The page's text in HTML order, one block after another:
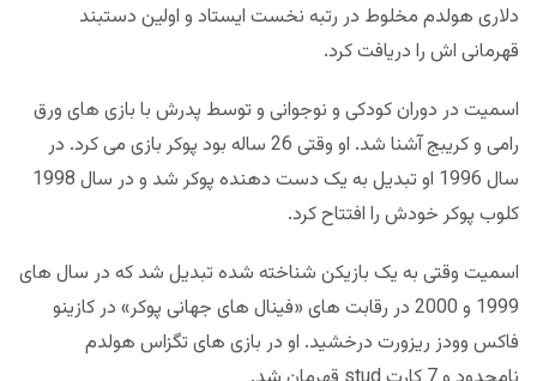
دلاری هولدم مخلوط در رتبه نخست ایستاد و اولین دستبند
قهرمانی اش را دریافت کرد.
اسمیت در دوران کودکی و نوجوانی و توسط پدرش با بازی های ورق
رامی و کریبج آشنا شد. او وقتی 26 ساله بود پوکر بازی می کرد. در
سال 1996 او تبدیل به یک دست دهنده پوکر شد و در سال 1998
کلوب پوکر خودش را افتتاح کرد.
اسمیت وقتی به یک بازیکن شناخته شده تبدیل شد که در سال های
1999 و 2000 در رقابت های «فینال های جهانی پوکر» در کازینو
فاکس وودز ریزورت درخشید. او در بازی های تگزاس هولدم